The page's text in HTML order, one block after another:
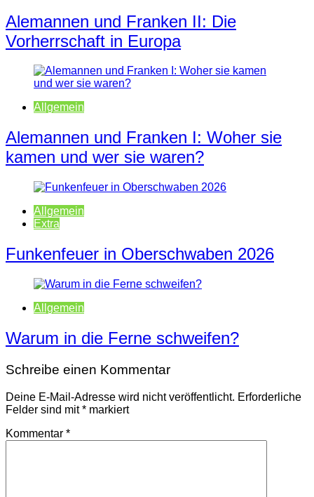
Alemannen und Franken II: Die
Vorherrschaft in Europa
Allgemein
Alemannen und Franken I: Woher sie
kamen und wer sie waren?
Allgemein
Extra
Funkenfeuer in Oberschwaben 2026
Allgemein
Warum in die Ferne schweifen?
Schreibe einen Kommentar
Deine E-Mail-Adresse wird nicht veröffentlicht. Erforderliche
Felder sind mit* markiert
Kommentar *